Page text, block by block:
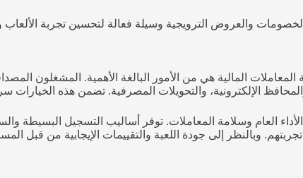
المعاملات المالية هي من الأمور البالغة الأهمية. المشغلون
العام وسلامة المعاملات. توفر أساليب التسجيل البسيطة